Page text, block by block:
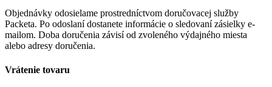
Objednávky odosielame prostredníctvom doručovacej služby
Packeta. Po odoslaní dostanete informácie o sledovaní zásielky e-
mailom. Doba doručenia závisí od zvoleného výdajného miesta
alebo adresy doručenia.
Vrátenie tovaru